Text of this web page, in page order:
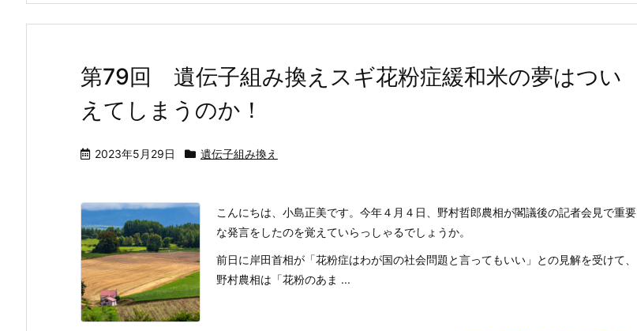
第79回 遺伝子組み換えスギ花粉症緩和米の夢はつい
えてしまうのか！
2023年5月29日 遺伝子組み換え
こんにちは、小島正美です。今年４月４日、野村哲郎農相が閣議後の記者会見で重要
な発言をしたのを覚えていらっしゃるでしょうか。
前日に岸田首相が「花粉症はわが国の社会問題と言ってもいい」との見解を受けて、
野村農相は「花粉のあま ...